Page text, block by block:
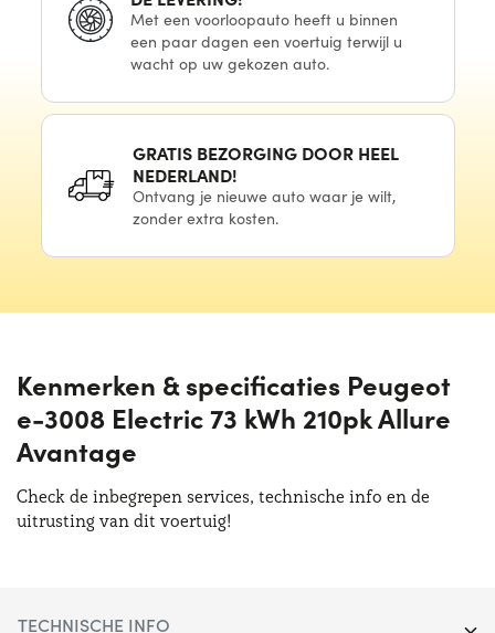
Met een voorloopautoheeft u binnen
een paardagen een voertuig terwijl u
wacht op uwgekozen auto.
GRATIS BEZORGING DOOR HEEL
NEDERLAND!
Ontvang je nieuweauto waar je wilt,
zonder extra kosten.
Kenmerken & specificaties Peugeot
e-3008 Electric 73 kWh 210pk Allure
Avantage
Check de inbegrepen services, technische info en de
uitrusting van dit voertuig!
TECHNISCHE INFO